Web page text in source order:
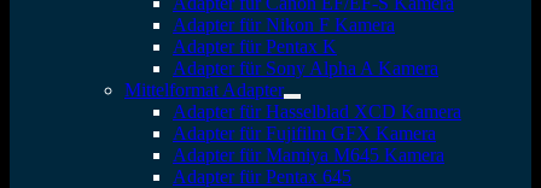
Adapter für Nikon F Kamera
Adapter für Pentax K
Adapter für Sony Alpha A Kamera
Mittelformat Adapter
Adapter für Hasselblad XCD Kamera
Adapter für Fujifilm GFX Kamera
Adapter für Mamiya M645 Kamera
Adapter für Pentax 645